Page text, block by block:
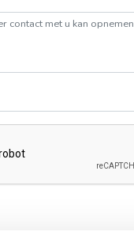
contact met u kan opnemen